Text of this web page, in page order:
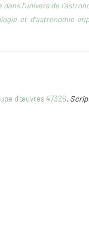
l'univers de
et d'astronomie
d'œuvres 47326,